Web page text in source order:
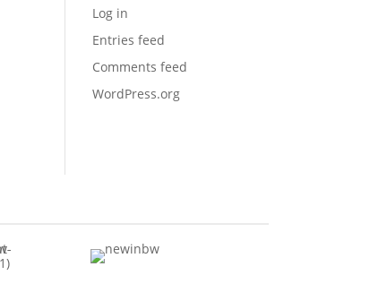
Log in
Entries feed
Comments feed
WordPress.org